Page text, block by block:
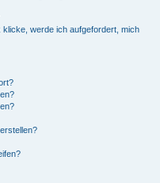
werde ich aufgefordert, mich